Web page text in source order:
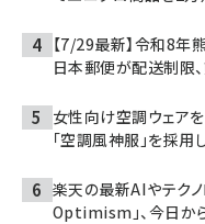
【7/29最新】令和8年
日本郵便が配送制限
女性向け空調ウェアを
「空調風神服」を採用
楽天の最新AIやテク
Optimism」、今日か